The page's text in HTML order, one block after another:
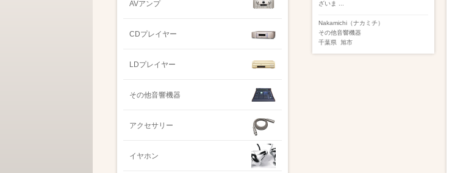
ざいま ...
Nakamichi（ナカミチ）
その他音響機器
千葉県
旭市
AVアンプ
CDプレイヤー
LDプレイヤー
その他音響機器
アクセサリー
イヤホン